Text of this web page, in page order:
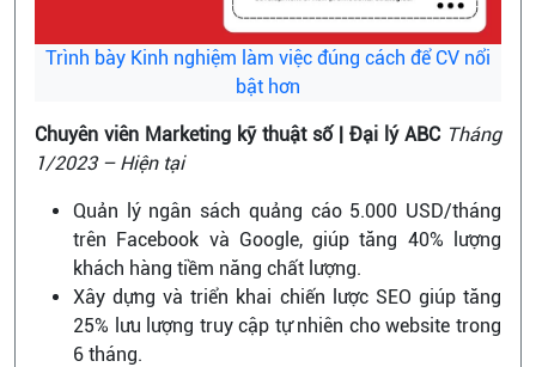
Trình bày Kinh nghiệm làm việc đúng cách để CV nổi
bật hơn
Chuyên viên Marketing kỹ thuật số | Đại lý ABC Tháng
1/2023 – Hiện tại
Quản lý ngân sách quảng cáo 5.000 USD/tháng
trên Facebook và Google, giúp tăng 40% lượng
khách hàng tiềm năng chất lượng.
Xây dựng và triển khai chiến lược SEO giúp tăng
25% lưu lượng truy cập tự nhiên cho website trong
6 tháng.